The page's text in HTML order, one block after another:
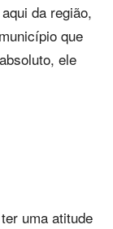
da região,
que
ele
uma atitude